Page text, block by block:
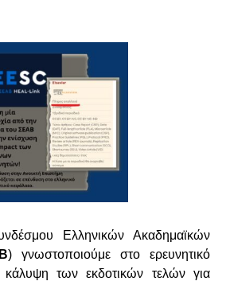
Ελληνικών Ακαδημαϊκών
) γνωστοποιούμε στο ερευνητικό
των εκδοτικών τελών για